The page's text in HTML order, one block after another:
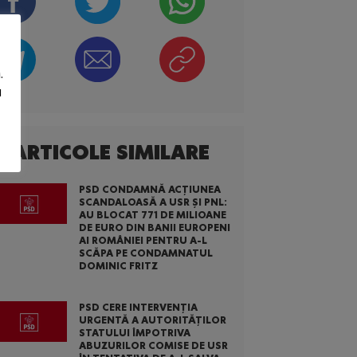
ARTICOLE SIMILARE
PSD CONDAMNĂ ACȚIUNEA
SCANDALOASĂ A USR ȘI PNL:
AU BLOCAT 771 DE MILIOANE
DE EURO DIN BANII EUROPENI
AI ROMÂNIEI PENTRU A-L
SCĂPA PE CONDAMNATUL
DOMINIC FRITZ
PSD CERE INTERVENȚIA
URGENTĂ A AUTORITĂȚILOR
STATULUI ÎMPOTRIVA
ABUZURILOR COMISE DE USR